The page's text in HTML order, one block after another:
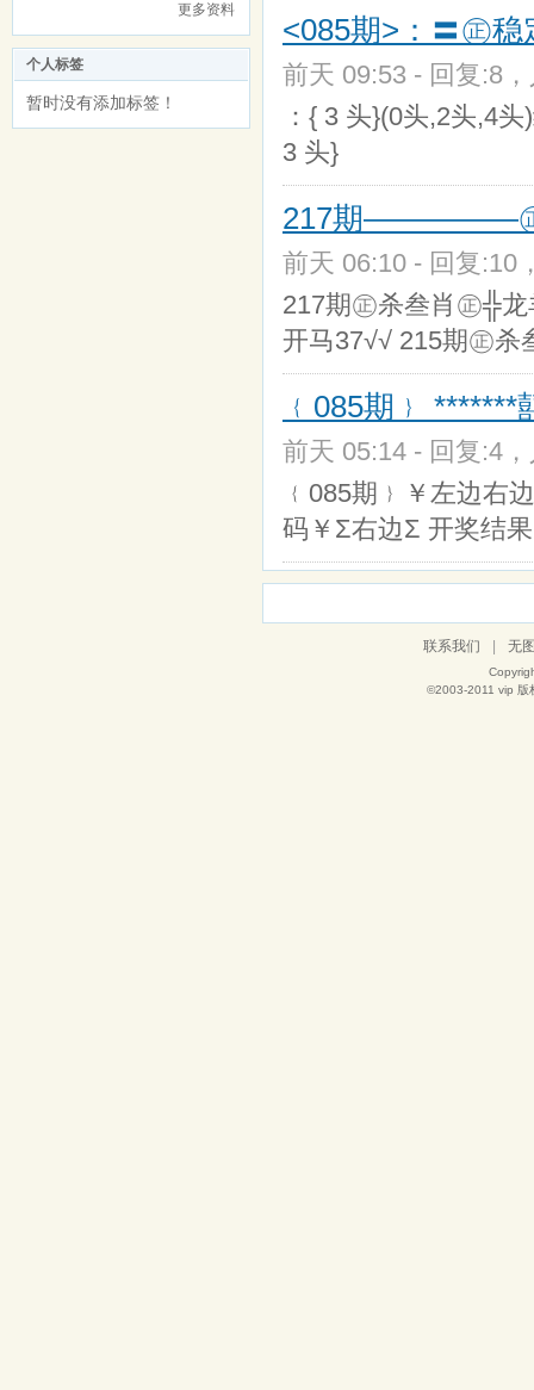
更多资料
个人标签
暂时没有添加标签！
<085期>：〓㊣
前天 09:53 - 回复:8
：{ 3 头}(0头,2头,4
3 头}
217期—————
前天 06:10 - 回复:10
217期㊣杀叁肖㊣╬
开马37√√ 215期㊣杀
﹛085期﹜
前天 05:14 - 回复:4
﹛085期﹜￥左边右
码￥Σ右边Σ 开奖结
联系我们 无
©2003-2011 vip 版